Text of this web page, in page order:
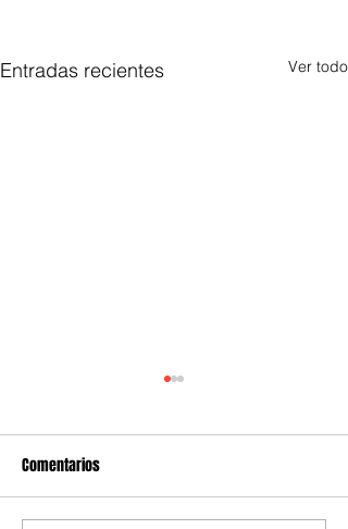
Entradas recientes Ver todo
Comentarios